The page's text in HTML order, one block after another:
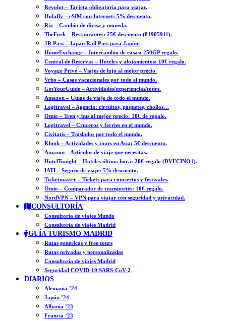
Revolut – Tarjeta obligatoria para viajar.
Holafly – eSIM con Internet: 5% descuento.
Ria – Cambio de divisa y moneda.
TheFork – Restaurantes: 25€ descuento (81905911).
JR Pass – Japan Rail Pass para Japón.
HomeExchange – Intercambio de casas: 250GP regalo.
Central de Reservas – Hoteles y alojamientos: 10€ regalo.
Voyage Privé – Viajes de lujo al mejor precio.
Vrbo – Casas vacacionales por todo el mundo.
GetYourGuide – Actividades/experiencias/tours.
Amazon – Guías de viaje de todo el mundo.
Logitravel – Agencia: circuitos, paquetes, chollos…
Omio – Tren y bus al mejor precio: 10€ de regalo.
Logitravel – Cruceros y ferries en el mundo.
Civitatis – Traslados por todo el mundo.
Klook – Actividades y tours en Asia: 5€ descuento.
Amazon – Artículos de viaje que necesitas.
HotelTonight – Hoteles última hora: 20€ regalo (DVECINO1).
IATI – Seguro de viaje: 5% descuento.
Ticketmaster – Tickets para conciertos y festivales.
Omio – Comparador de transportes: 10€ regalo.
NordVPN – VPN para viajar con seguridad y privacidad.
CONSULTORÍA
Consultoría de viajes Mundo
Consultoría de viajes Madrid
GUÍA TURISMO MADRID
Rutas genéricas y free tours
Rutas privadas y personalizadas
Consultoría de viajes Madrid
Seguridad COVID-19 SARS-CoV-2
DIARIOS
Alemania ’24
Japón ’24
Albania ’23
Francia ’23